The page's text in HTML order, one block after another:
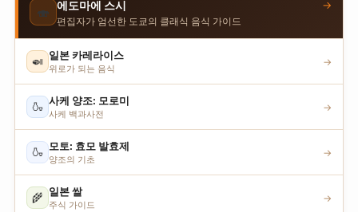
🍣 에도마에 스시
편집자가 엄선한 도쿄의 클래식 음식 가이드
→
🍛 일본 카레라이스
위로가 되는 음식
→
🍶 사케 양조: 모로미
사케 백과사전
→
🍶 모토: 효모 발효제
양조의 기초
→
🌾 일본 쌀
주식 가이드
→